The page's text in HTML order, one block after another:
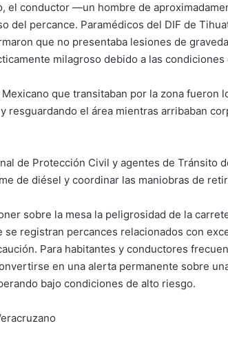
el conductor —un hombre de
del percance. Paramédicos del DIF de
que no presentaba lesiones de
milagroso debido a las
que transitaban por la zona fueron
resguardando el área mientras arribaban
de Protección Civil y agentes de Tránsito
de diésel y coordinar las maniobras de
sobre la mesa la peligrosidad de la
se registran percances relacionados con
Para habitantes y conductores
en una alerta permanente sobre
bajo condiciones de alto riesgo.